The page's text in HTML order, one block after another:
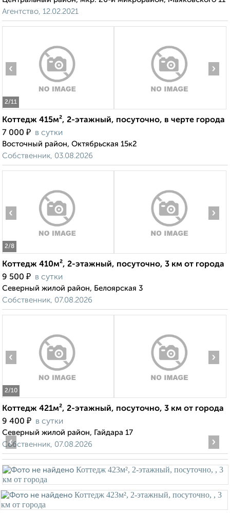
Агентство, 12.02.2021
2/11
‹ ›
Коттедж 415м², 2-этажный, посуточно, в черте города
7 000 ₽ в сутки
Восточный район, Октябрьская 15к2
Собственник, 03.08.2026
2/8
‹ ›
Коттедж 410м², 2-этажный, посуточно, 3 км от города
9 500 ₽ в сутки
Северный жилой район, Белоярская 3
Собственник, 07.08.2026
2/10
‹ ›
Коттедж 421м², 2-этажный, посуточно, 3 км от города
9 400 ₽ в сутки
Северный жилой район, Гайдара 17
Собственник, 07.08.2026
‹ ›